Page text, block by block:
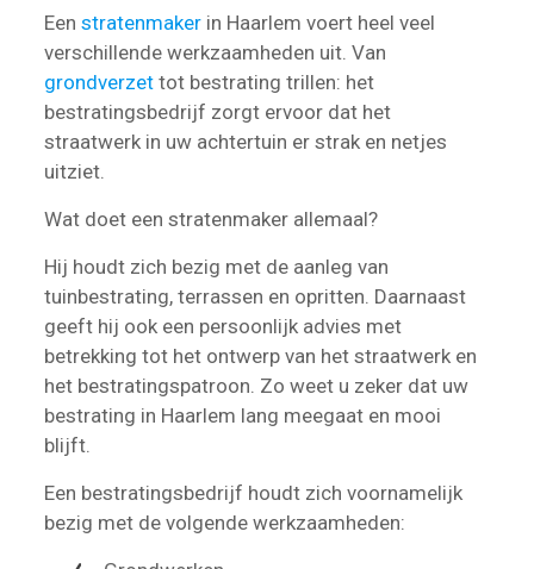
Een stratenmakerin Haarlem voert heel veel
verschillende werkzaamheden uit. Van
grondverzettot bestrating trillen: het
bestratingsbedrijf zorgt ervoor dat het
straatwerk in uw achtertuin er strak en netjes
uitziet.
Wat doet een stratenmaker allemaal?
Hij houdt zich bezig met de aanleg van
tuinbestrating, terrassen en opritten. Daarnaast
geeft hij ook een persoonlijk advies met
betrekking tot het ontwerp van het straatwerk en
het bestratingspatroon. Zo weet u zeker dat uw
bestrating in Haarlem lang meegaat en mooi
blijft.
Een bestratingsbedrijf houdt zich voornamelijk
bezig met de volgende werkzaamheden: